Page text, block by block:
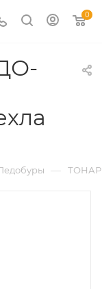
0
— ТОНАР